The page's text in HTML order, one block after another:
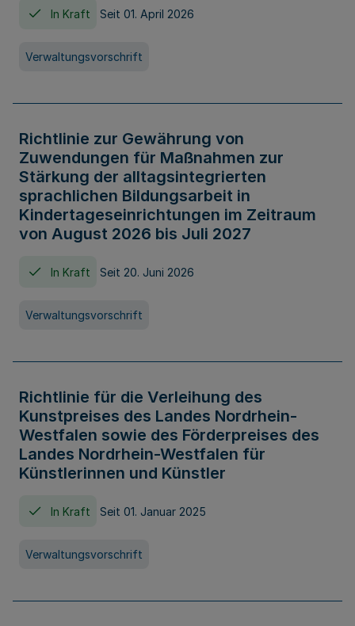
In Kraft Seit 01. April 2026
Verwaltungsvorschrift
Richtlinie zur Gewährung von
Zuwendungen für Maßnahmen zur
Stärkung der alltagsintegrierten
sprachlichen Bildungsarbeit in
Kindertageseinrichtungen im Zeitraum
von August 2026 bis Juli 2027
In Kraft Seit 20. Juni 2026
Verwaltungsvorschrift
Richtlinie für die Verleihung des
Kunstpreises des Landes Nordrhein-
Westfalen sowie des Förderpreises des
Landes Nordrhein-Westfalen für
Künstlerinnen und Künstler
In Kraft Seit 01. Januar 2025
Verwaltungsvorschrift